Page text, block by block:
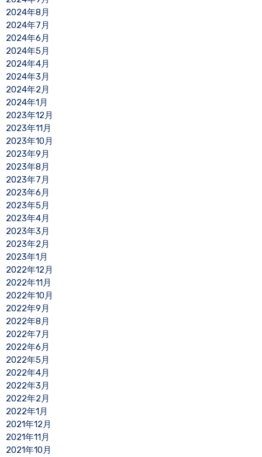
2024年8月
2024年7月
2024年6月
2024年5月
2024年4月
2024年3月
2024年2月
2024年1月
2023年12月
2023年11月
2023年10月
2023年9月
2023年8月
2023年7月
2023年6月
2023年5月
2023年4月
2023年3月
2023年2月
2023年1月
2022年12月
2022年11月
2022年10月
2022年9月
2022年8月
2022年7月
2022年6月
2022年5月
2022年4月
2022年3月
2022年2月
2022年1月
2021年12月
2021年11月
2021年10月